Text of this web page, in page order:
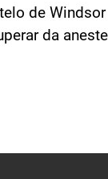
de
da